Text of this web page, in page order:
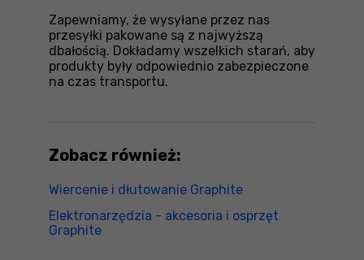
Zapewniamy, że wysyłane przez nas
przesyłki pakowane są z najwyższą
dbałością. Dokładamy wszelkich starań, aby
produkty były odpowiednio zabezpieczone
na czas transportu.
Zobacz również:
Wiercenie i dłutowanie Graphite
Elektronarzędzia - akcesoria i osprzęt
Graphite